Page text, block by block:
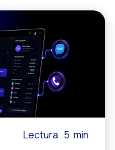
Lectura 5 min